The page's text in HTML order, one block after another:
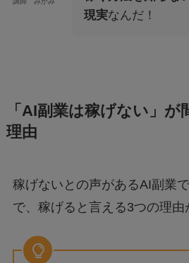
現実なんだ！
「AI副業は稼げない」が
理由
稼げないとの声があるAI副業
で、稼げると言える3つの理由